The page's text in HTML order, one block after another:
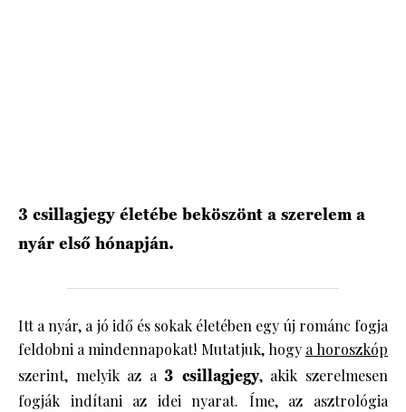
3 csillagjegy életébe beköszönt a szerelem a
nyár első hónapján.
Itt a nyár, a jó idő és sokak életében egy új románc fogja
feldobni a mindennapokat! Mutatjuk, hogy a horoszkóp
szerint, melyik az a3 csillagjegy, akik szerelmesen
fogják indítani az idei nyarat. Íme, az asztrológia